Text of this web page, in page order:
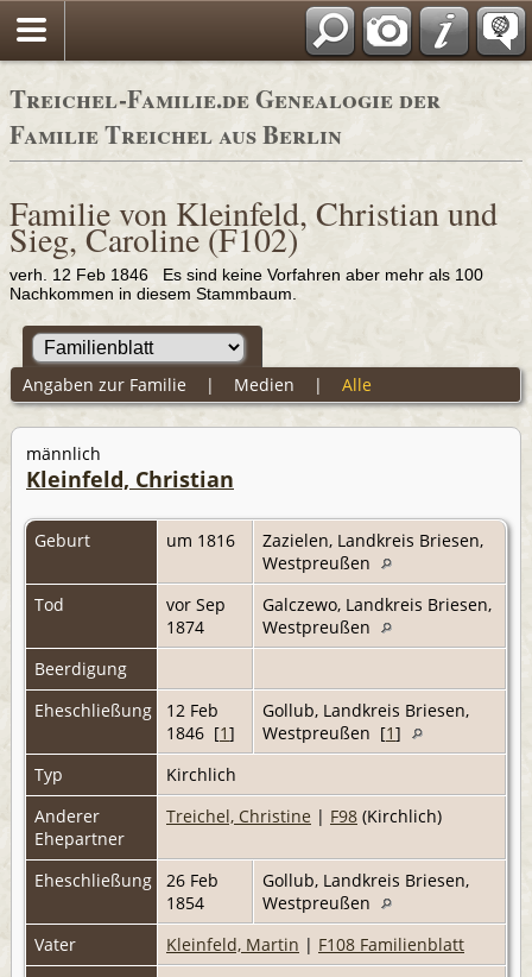
Adressbücher
Treichel-Familie.de Genealogie der
Familie Treichel aus Berlin
Familie von Kleinfeld, Christian und
Sieg, Caroline (F102)
verh. 12 Feb 1846 Es sind keine Vorfahren aber mehr als 100
Nachkommen in diesem Stammbaum.
Angaben zur Familie | Medien | Alle
männlich
Kleinfeld, Christian
Geburt um 1816
Zazielen, Landkreis Briesen,
Westpreußen
Tod
vor Sep
1874
Galczewo, Landkreis Briesen,
Westpreußen
Beerdigung
Eheschließung
12 Feb
1846 [1]
Gollub, Landkreis Briesen,
Westpreußen [1]
Typ
Kirchlich
Anderer
Ehepartner
Treichel, Christine | F98 (Kirchlich)
Eheschließung
26 Feb
1854
Gollub, Landkreis Briesen,
Westpreußen
Vater
Kleinfeld, Martin | F108 Familienblatt